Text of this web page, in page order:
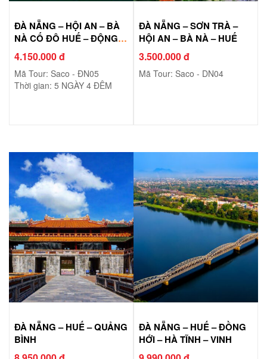
ĐÀ NẴNG – HỘI AN – BÀ
NÀ CỐ ĐÔ HUẾ – ĐỘNG
PHONG NHA
4.150.000 đ
Mã Tour: Saco - ĐN05
Thời gian: 5 NGÀY 4 ĐÊM
ĐÀ NẴNG – SƠN TRÀ –
HỘI AN – BÀ NÀ – HUẾ
3.500.000 đ
Mã Tour: Saco - DN04
ĐÀ NẴNG – HUẾ – QUẢNG
BÌNH
ĐÀ NẴNG – HUẾ – ĐỒNG
HỚI – HÀ TĨNH – VINH